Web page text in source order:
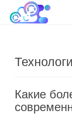
Облако
cloudteh.ru
Какие